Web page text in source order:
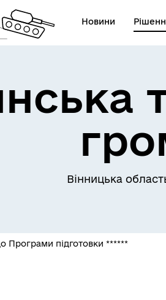
Новини
Публічна інформація
Вінницька
Програми підготовки ******